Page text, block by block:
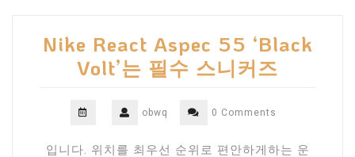
Nike React Aspec 55 ‘Black
Volt’는 필수 스니커즈
obwq 0 Comments
입니다. 위치를 최우선 순위로 편안하게하는 운